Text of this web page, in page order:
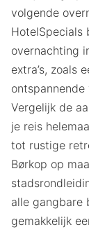
volgende
HotelSpecials
overnachting
extra’s, zoals
Vergelijk de
je reis
tot rustige
Børkop op
alle gangbare
gemakkelijk